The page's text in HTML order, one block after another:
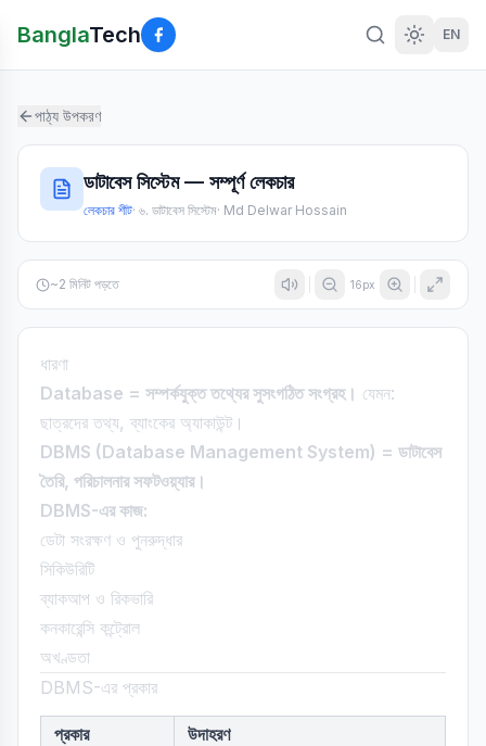
BanglaTech EN
পাঠ্য উপকরণ
ডাটাবেস সিস্টেম — সম্পূর্ণ লেকচার
লেকচার শীট· ৬. ডাটাবেস সিস্টেম· Md Delwar Hossain
~2 মিনিট পড়তে 16px
ধারণা
Database = সম্পর্কযুক্ত তথ্যের সুসংগঠিত সংগ্রহ। যেমন:
ছাত্রদের তথ্য, ব্যাংকের অ্যাকাউন্ট।
DBMS (Database Management System) = ডাটাবেস
তৈরি, পরিচালনার সফটওয়্যার।
DBMS-এর কাজ:
ডেটা সংরক্ষণ ও পুনরুদ্ধার
সিকিউরিটি
ব্যাকআপ ও রিকভারি
কনকারেন্সি কন্ট্রোল
অখণ্ডতা
DBMS-এর প্রকার
প্রকার
উদাহরণ